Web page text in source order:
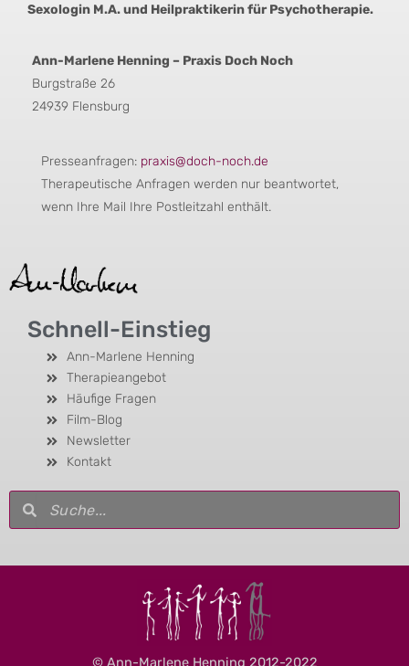
Sexologin M.A. und Heilpraktikerin für Psychotherapie.
Ann-Marlene Henning – Praxis Doch Noch
Burgstraße 26
24939 Flensburg
Presseanfragen: praxis@doch-noch.de
Therapeutische Anfragen werden nur beantwortet,
wenn Ihre Mail Ihre Postleitzahl enthält.
Schnell-Einstieg
Ann-Marlene Henning
Therapieangebot
Häufige Fragen
Film-Blog
Newsletter
Kontakt
SucheSuche
© Ann-Marlene Henning 2012-2022